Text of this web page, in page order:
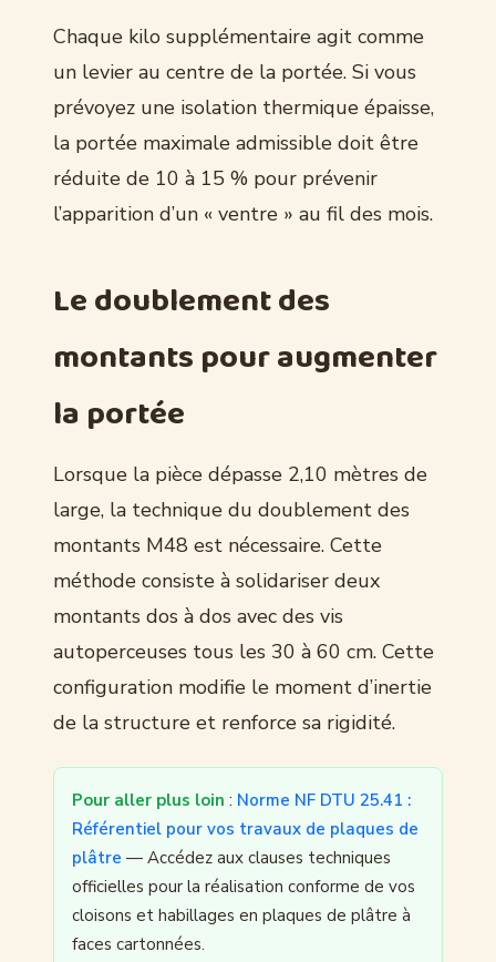
Chaque kilo supplémentaire agit comme
un levier au centre de la portée. Si vous
prévoyez une isolation thermique épaisse,
la portée maximale admissible doit être
réduite de 10 à 15 % pour prévenir
l’apparition d’un « ventre » au fil des mois.
Le doublement des
montants pour augmenter
la portée
Lorsque la pièce dépasse 2,10 mètres de
large, la technique du doublement des
montants M48 est nécessaire. Cette
méthode consiste à solidariser deux
montants dos à dos avec des vis
autoperceuses tous les 30 à 60 cm. Cette
configuration modifie le moment d’inertie
de la structure et renforce sa rigidité.
Pour aller plus loin : Norme NF DTU 25.41 :
Référentiel pour vos travaux de plaques de
plâtre — Accédez aux clauses techniques
officielles pour la réalisation conforme de vos
cloisons et habillages en plaques de plâtre à
faces cartonnées.